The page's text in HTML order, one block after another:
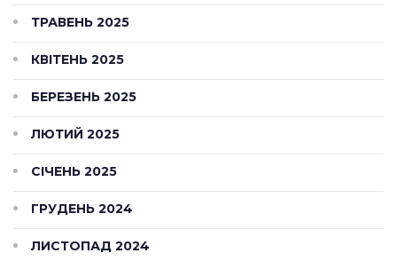
ТРАВЕНЬ 2025
КВІТЕНЬ 2025
БЕРЕЗЕНЬ 2025
ЛЮТИЙ 2025
СІЧЕНЬ 2025
ГРУДЕНЬ 2024
ЛИСТОПАД 2024